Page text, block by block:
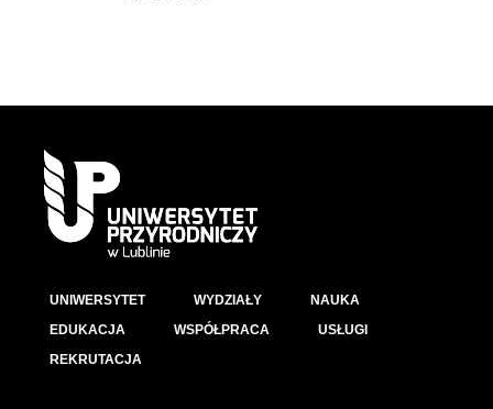
UNIWERSYTET WYDZIAŁY
NAUKA
EDUKACJA
WSPÓŁPRACA
USŁUGI
REKRUTACJA